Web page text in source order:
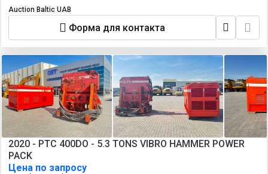
Auction Baltic UAB
Форма для контакта
2020 - PTC 400DO - 5.3 TONS VIBRO HAMMER POWER
PACK
Цена по запросу